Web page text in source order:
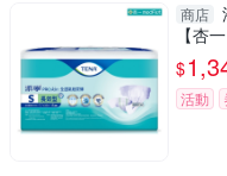
商店
【杏一
$
活動